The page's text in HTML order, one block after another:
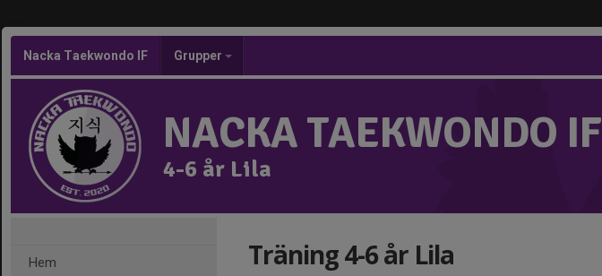
Nacka Taekwondo IF Grupper
NACKA TAEKWONDO IF
4-6 år Lila
Hem Träning 4-6 år Lila